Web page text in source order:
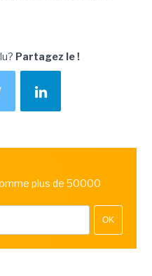
Partagez le !
plus de 50000
OK